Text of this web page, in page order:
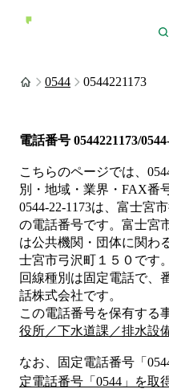
0544 0544221173
電話番号 0544221173/
こちらのページでは、
別・地域・業界・FAX番
0544-22-1173は、 富士宮
の電話番号です。 富士宮
は公共機関・団体に関わ
士宮市弓沢町１５０ です。
回線種別は固定電話で、
話株式会社です。
この電話番号を保有する
役所／下水道課／排水設
なお、固定電話番号「
定電話番号「 0544 」を取